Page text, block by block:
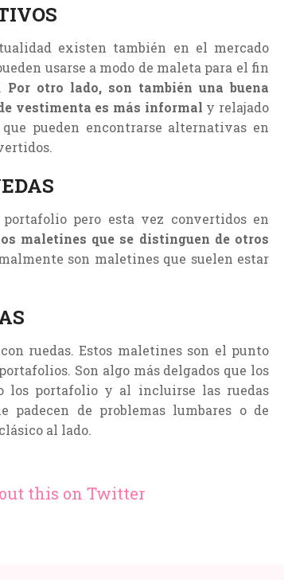
existen también en el mercado
usarse a modo de maleta para el fin
Por otro lado, son también una buena
vestimenta es más informal y relajado
pueden encontrarse alternativas en
pero esta vez convertidos en
maletines que se distinguen de otros
son maletines que suelen estar
ruedas. Estos maletines son el punto
Son algo más delgados que los
los portafolio y al incluirse las ruedas
padecen de problemas lumbares o de
al lado.